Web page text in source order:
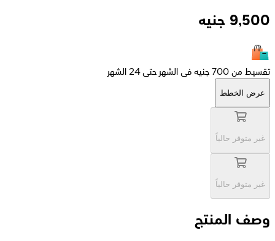
9,500 جنيه
تقسيط من 700 جنيه فى الشهر حتى 24 الشهر
عرض الخطط
غير متوفر حالياً
غير متوفر حالياً
وصف المنتج